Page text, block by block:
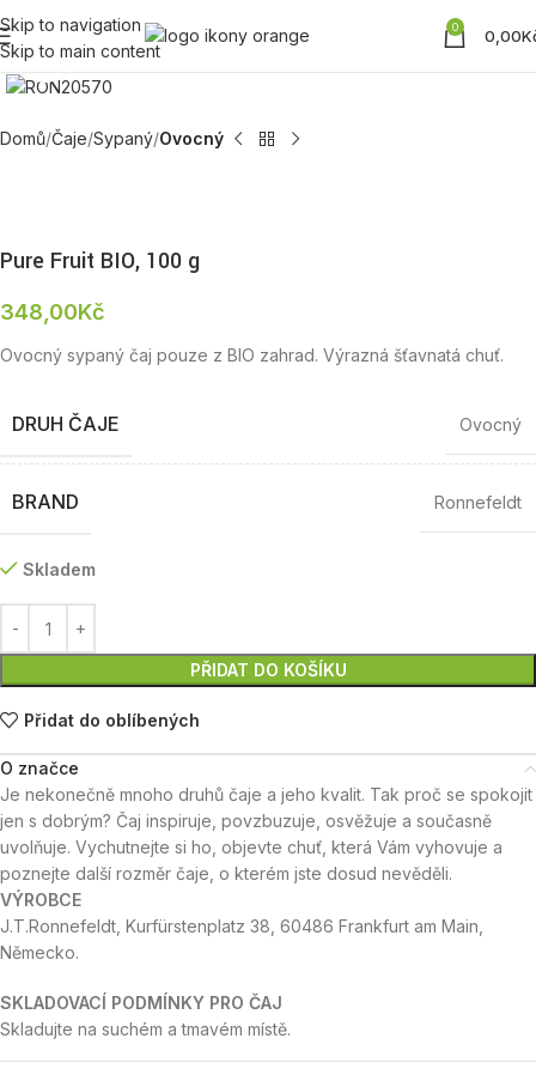
Skip to navigation
Skip to main content
0 0,00
Zobrazit produktovou fotku
Domů Čaje Sypaný Ovocný
Pure Fruit BIO, 100 g
348,00Kč
Ovocný sypaný čaj pouze z BIO zahrad. Výrazná šťavnatá chuť.
DRUH ČAJE Ovocný
BRAND Ronnefeldt
Skladem
PŘIDAT DO KOŠÍKU
Přidat do oblíbených
O značce
Je nekonečně mnoho druhů čaje a jeho kvalit. Tak proč se spokojit
jen s dobrým? Čaj inspiruje, povzbuzuje, osvěžuje a současně
uvolňuje. Vychutnejte si ho, objevte chuť, která Vám vyhovuje a
poznejte další rozměr čaje, o kterém jste dosud nevěděli.
VÝROBCE
J.T.Ronnefeldt, Kurfürstenplatz 38, 60486 Frankfurt am Main,
Německo.
SKLADOVACÍ PODMÍNKY PRO ČAJ
Skladujte na suchém a tmavém místě.